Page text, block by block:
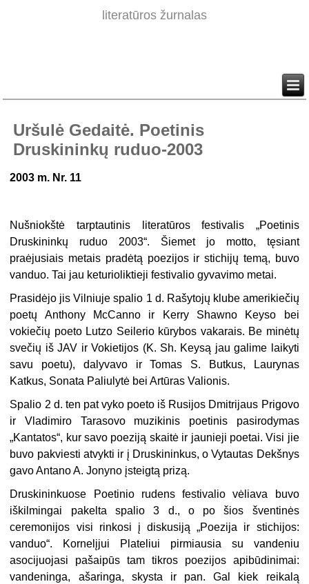
literatūros žurnalas
Uršulė Gedaitė. Poetinis
Druskininkų ruduo-2003
2003 m. Nr. 11
Nušniokštė tarptautinis literatūros festi­valis „Poetinis
Druskininkų ruduo 2003“. Šiemet jo motto, tęsiant
praėjusiais metais pradėtą poezijos ir stichijų temą, buvo
vanduo. Tai jau keturioliktieji festivalio gyvavimo metai.
Prasidėjo jis Vilniuje spalio 1 d. Rašytojų klube amerikiečių
poetų Anthony McCanno ir Kerry Shawno Keyso bei
vokiečių poeto Lutzo Seilerio kūrybos vakarais. Be minėtų
svečių iš JAV ir Vokietijos (K. Sh. Keysą jau galime laikyti
savu poetu), dalyvavo ir Tomas S. Butkus, Laurynas
Katkus, Sonata Paliulytė bei Artūras Valionis.
Spalio 2 d. ten pat vyko poeto iš Rusijos Dmitrijaus Prigovo
ir Vladimiro Tarasovo mu­zikinis poetinis pasirodymas
„Kantatos“, kur savo poeziją skaitė ir jaunieji poetai. Visi jie
buvo pakviesti atvykti ir į Druskininkus, o Vytautas Dekšnys
gavo Antano A. Jonyno įsteigtą prizą.
Druskininkuose Poetinio rudens festivalio vėliava buvo
iškilmingai pakelta spalio 3 d., o po šios šventinės
ceremonijos visi rinkosi į diskusiją „Poezija ir stichijos:
vanduo“. Kornelįjui Plateliui pirmiausia su vandeniu
asocijuojasi pašaipūs tam tikros poezijos apibūdinimai:
vandeninga, ašaringa, skysta ir pan. Gal kiek reikalą